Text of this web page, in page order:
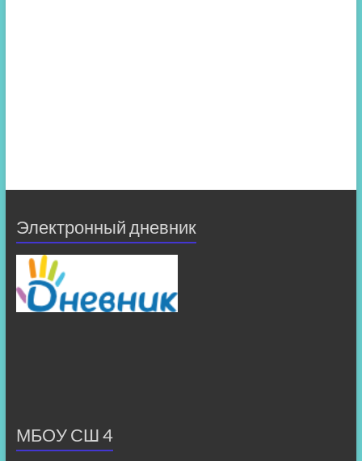
Электронный дневник
МБОУ СШ 4